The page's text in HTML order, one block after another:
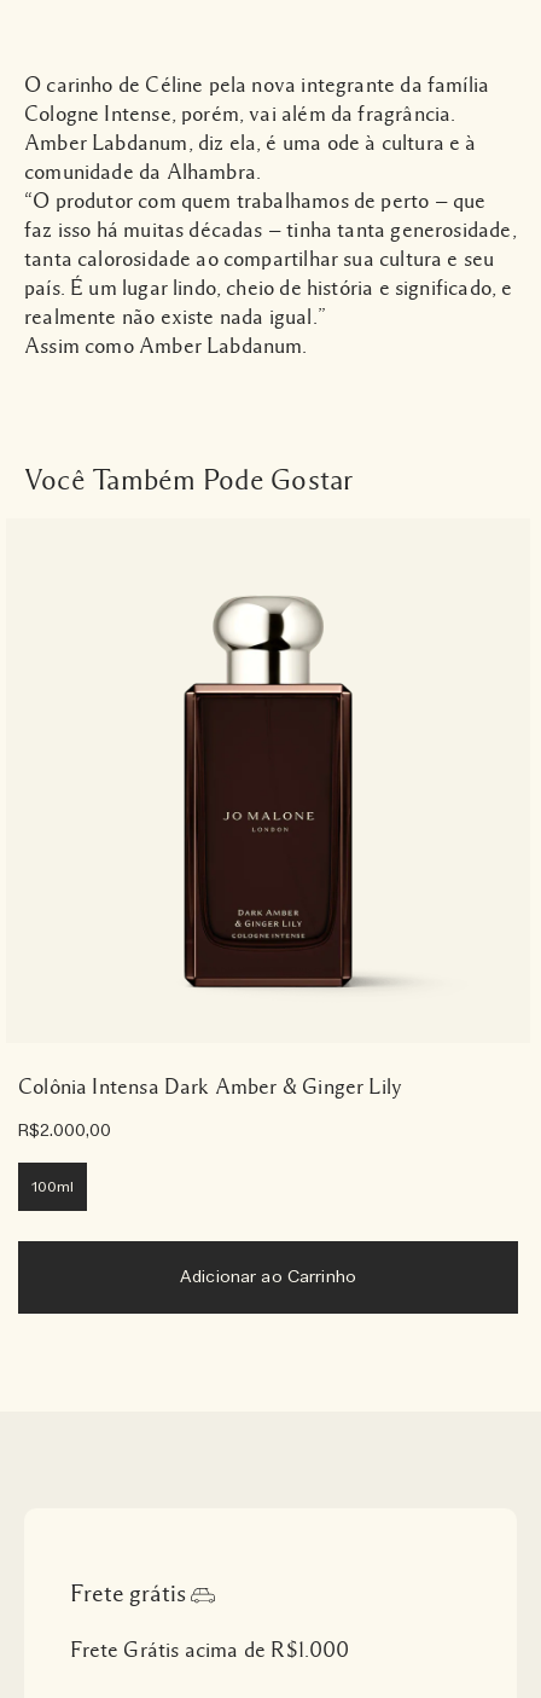
O carinho de Céline pela nova integrante da família
Cologne Intense, porém, vai além da fragrância.
Amber Labdanum, diz ela, é uma ode à cultura e à
comunidade da Alhambra.
“O produtor com quem trabalhamos de perto — que
faz isso há muitas décadas — tinha tanta generosidade,
tanta calorosidade ao compartilhar sua cultura e seu
país. É um lugar lindo, cheio de história e significado, e
realmente não existe nada igual.”
Assim como Amber Labdanum.
Você Também Pode Gostar
Colônia Intensa Dark Amber & Ginger Lily
R$2.000,00
100ml
Adicionar ao Carrinho
Frete grátis
Frete Grátis acima de R$1.000